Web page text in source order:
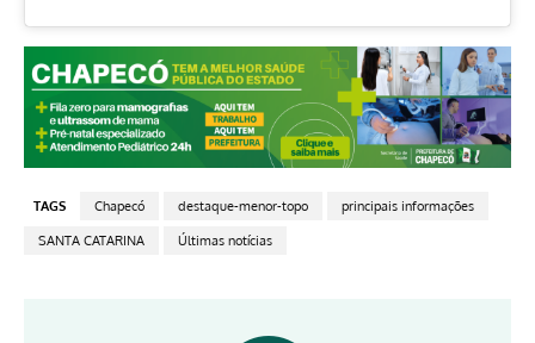
TAGS Chapecó destaque-menor-topo principais informações
SANTA CATARINA Últimas notícias